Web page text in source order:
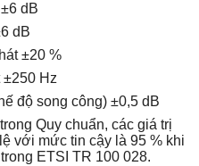
dB
dB
±20 %
±250 Hz
độ song công) ±0,5 dB
Quy chuẩn, các giá trị
với mức tin cậy là 95 % khi
ETSI TR 100 028.